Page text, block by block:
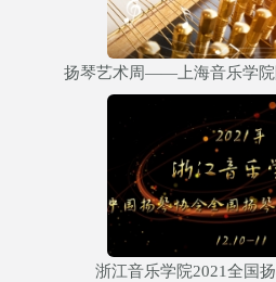
扬琴艺术周——上海音乐学院
浙江音乐学院2021全国